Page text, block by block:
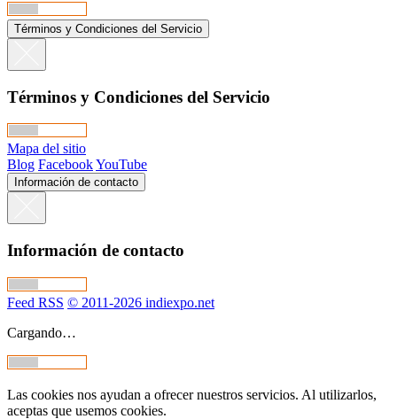
Términos y Condiciones del Servicio
Términos y Condiciones del Servicio
Mapa del sitio
Blog FacebookYouTube
Información de contacto
Información de contacto
Feed RSS © 2011-2026 indiexpo.net
Cargando…
Las cookies nos ayudan a ofrecer nuestros servicios. Al utilizarlos,
aceptas que usemos cookies.